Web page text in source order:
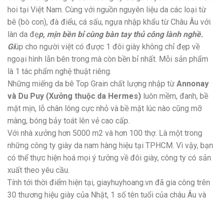
hoi tại Việt Nam. Cùng với nguồn nguyên liệu da các loại từ
bê (bò con), đà điểu, cá sấu, ngựa nhập khẩu từ Châu Âu với
làn da đẹp, mịn bền bỉ cùng bàn tay thủ công lành nghề.
Giúp cho người việt có được 1 đôi giày không chỉ đẹp về
ngoại hình lẫn bên trong mà còn bền bỉ nhất. Mỗi sản phẩm
là 1 tác phẩm nghệ thuật riêng.
Những miếng da bê Top Grain chất lượng nhập từ Annonay
và Du Puy (Xưởng thuộc da Hermes) luôn mềm, đanh, bề
mặt mịn, lỗ chân lông cực nhỏ và bề mặt lúc nào cũng mỡ
màng, bóng bảy toát lên vẻ cao cấp.
Với nhà xưởng hơn 5000 m2 và hơn 100 thợ. Là một trong
những công ty giày da nam hàng hiệu tại TPHCM. Vì vậy, bạn
có thể thực hiện hoá mọi ý tưởng về đôi giày, công ty có sản
xuất theo yêu cầu.
Tính tới thời điểm hiện tại, giayhuyhoang.vn đã gia công trên
30 thương hiệu giày của Nhật, 1 số tên tuổi của châu Âu và